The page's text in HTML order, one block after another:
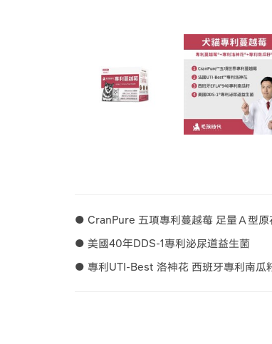
● CranPure 五項專利蔓越莓 足量Ａ型原
● 美國40年DDS-1專利泌尿道益生菌
● 專利UTI-Best 洛神花 西班牙專利南瓜